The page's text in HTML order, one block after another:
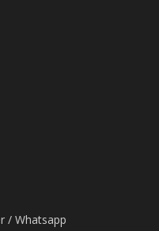
/ Whatsapp